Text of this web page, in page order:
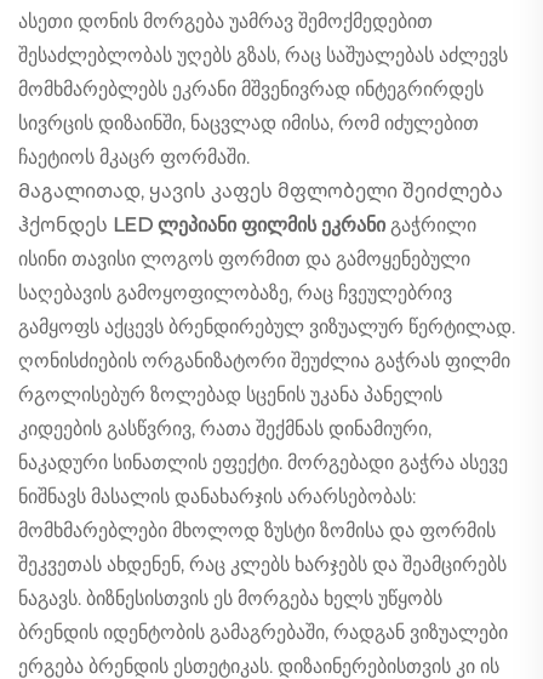
ასეთი დონის მორგება უამრავ შემოქმედებით
შესაძლებლობას უღებს გზას, რაც საშუალებას აძლევს
მომხმარებლებს ეკრანი მშვენივრად ინტეგრირდეს
სივრცის დიზაინში, ნაცვლად იმისა, რომ იძულებით
ჩაეტიოს მკაცრ ფორმაში.
Მაგალითად, ყავის კაფეს მფლობელი შეიძლება
ჰქონდეს LED ლეპიანი ფილმის ეკრანი გაჭრილი
ისინი თავისი ლოგოს ფორმით და გამოყენებული
საღებავის გამოყოფილობაზე, რაც ჩვეულებრივ
გამყოფს აქცევს ბრენდირებულ ვიზუალურ წერტილად.
ღონისძიების ორგანიზატორი შეუძლია გაჭრას ფილმი
რგოლისებურ ზოლებად სცენის უკანა პანელის
კიდეების გასწვრივ, რათა შექმნას დინამიური,
ნაკადური სინათლის ეფექტი. მორგებადი გაჭრა ასევე
ნიშნავს მასალის დანახარჯის არარსებობას:
მომხმარებლები მხოლოდ ზუსტი ზომისა და ფორმის
შეკვეთას ახდენენ, რაც კლებს ხარჯებს და შეამცირებს
ნაგავს. ბიზნესისთვის ეს მორგება ხელს უწყობს
ბრენდის იდენტობის გამაგრებაში, რადგან ვიზუალები
ერგება ბრენდის ესთეტიკას. დიზაინერებისთვის კი ის